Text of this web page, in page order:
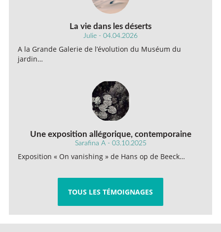
La vie dans les déserts
Julie - 04.04.2026
A la Grande Galerie de l’évolution du Muséum du
jardin…
Une exposition allégorique, contemporaine
Sarafina A - 03.10.2025
Exposition « On vanishing » de Hans op de Beeck…
TOUS LES TÉMOIGNAGES